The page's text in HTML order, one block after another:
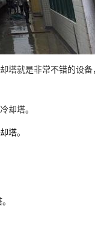
塔就是非常不错的设
却塔。
塔。